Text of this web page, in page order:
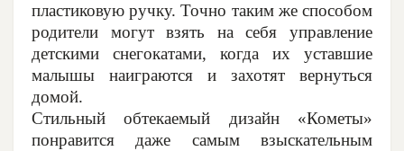
пластиковую ручку. Точно таким же способом
родители могут взять на себя управление
детскими снегокатами, когда их уставшие
малышы наиграются и захотят вернуться
домой.
Стильный обтекаемый дизайн «Кометы»
понравится даже самым взыскательным